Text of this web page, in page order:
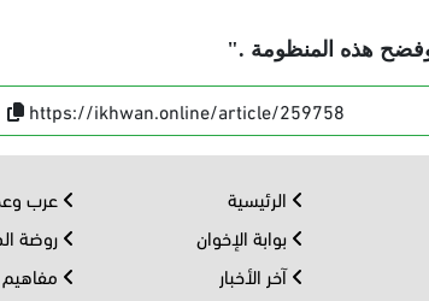
هذه المنظومة ".
https://ikhwan.online/article/259758
الرئيسية
بوابة الإخوان
آخر الأخبار
عرب
روضة